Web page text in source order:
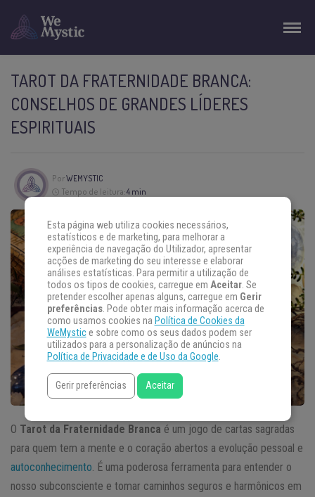
TAROT DA FRATERNIDADE BRANCA:
CONSELHOS DE GRANDES LÍDERES
ESPIRITUAIS
PorWEMYSTIC
Tempo de leitura:4 min
O Tarot da Fraternidade Branca é um jogo de cartas sagradas
para quem tem a mente e o coração abertos a evolução pessoal e
autoconhecimento . É uma poderosa ferramenta para entender o
nosso subconsciente e tomar caminhos seguros e harmônicos em
Esta página web utiliza cookies necessários,
estatísticos e de marketing, para melhorar a
experiência de navegação do Utilizador, apresentar
acções de marketing do seu interesse e elaborar
análises estatísticas. Para permitir a utilização de
todos os tipos de cookies, carregue em Aceitar. Se
pretender escolher apenas alguns, carregue em Gerir
preferências. Pode obter mais informação acerca de
como usamos cookies na Política de Cookies da
WeMystice sobre como os seus dados podem ser
utilizados para a personalização de anúncios na
Política de Privacidade e de Uso da Google.
Gerir preferências Aceitar